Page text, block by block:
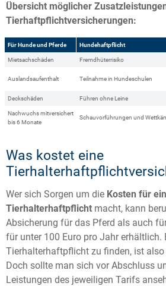
Übersicht möglicher
Tierhaftpflichtversicherungen:
Für Hunde und Pferde Hundehaftpflicht
Mietsachschäden Fremdhüterrisiko
Auslandsaufenthalt Teilnahme in Hundeschulen
Deckschäden Führen ohne Leine
Nachwuchs mitversichert
bis 6 Monate
Schauvorführungen und
Was kostet eine
Wer sich Sorgen um die Kosten für
Tierhalterhaftpflicht macht, kann
Absicherung für das Pferd als auch
für unter 100 Euro pro Jahr erhältlich.
Tierhalterhaftpflicht zu finden, ist
Doch sollte man sich vor Abschluss
Leistungen des jeweiligen Tarifs